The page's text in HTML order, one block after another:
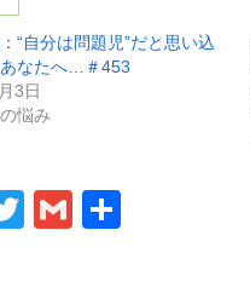
“自分は問題児”だと思い込
なたへ…＃453
3日
悩み
T
G